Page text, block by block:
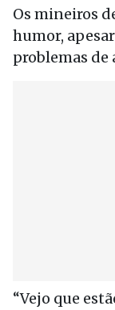
Os mineiros
humor,
problemas
“Vejo que